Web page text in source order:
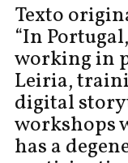
Texto
“In
working in
Leiria,
digital
workshops
has a